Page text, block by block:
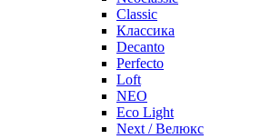
Classic
Классика
Decanto
Perfecto
Loft
NEO
Eco Light
Next / Велюкс